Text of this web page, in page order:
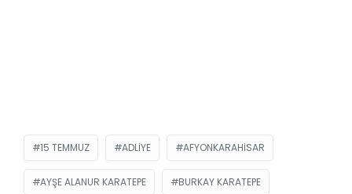
15 TEMMUZ ADLIYE AFYONKARAHISAR
AYŞE ALANUR KARATEPE BURKAY KARATEPE